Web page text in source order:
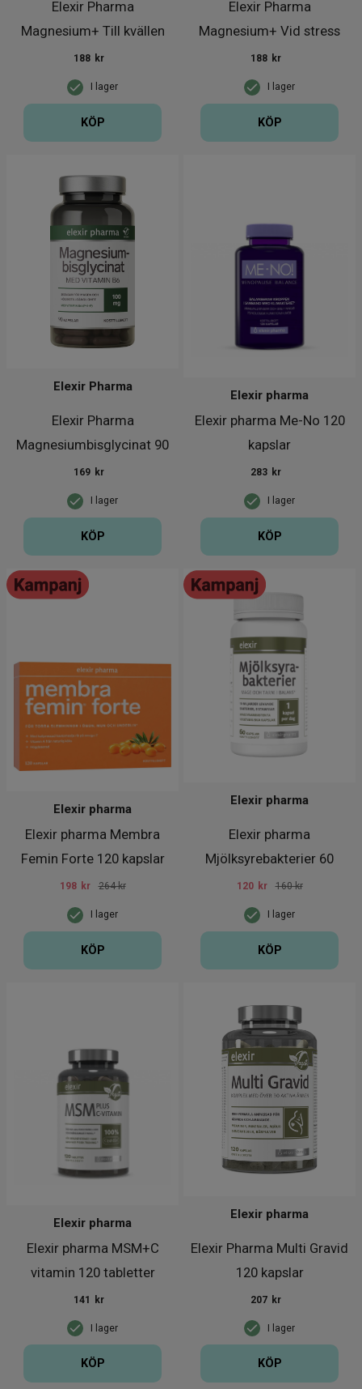
Elexir Pharma
Magnesium+ Till kvällen
90 kapslar
I lager
188 kr
KÖP
Elexir Pharma
Magnesium+ Vid stress
90 kapslar
I lager
188 kr
KÖP
Elexir Pharma
Magnesiumbisglycinat 90
kapslar
Elexir Pharma
I lager
169 kr
KÖP
Elexir pharma Me-No 120
kapslar
Elexir pharma
I lager
283 kr
KÖP
Elexir pharma Membra
Femin Forte 120 kapslar
Elexir pharma
I lager
198 kr 264 kr
KÖP
Elexir pharma
Mjölksyrebakterier 60
kapslar
Elexir pharma
I lager
120 kr 160 kr
KÖP
Elexir pharma MSM+C
vitamin 120 tabletter
Elexir pharma
I lager
141 kr
KÖP
Elexir Pharma Multi Gravid
120 kapslar
Elexir pharma
I lager
207 kr
KÖP